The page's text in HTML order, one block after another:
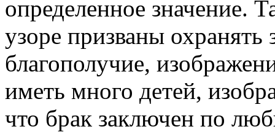
определенное значение.
узоре призваны охранять
благополучие,
иметь много детей,
что брак заключен по